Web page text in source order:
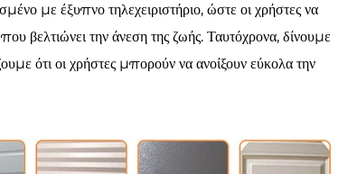
με έξυπνο τηλεχειριστήριο, ώστε οι χρήστες να
βελτιώνει την άνεση της ζωής. Ταυτόχρονα, δίνουμε
ότι οι χρήστες μπορούν να ανοίξουν εύκολα την